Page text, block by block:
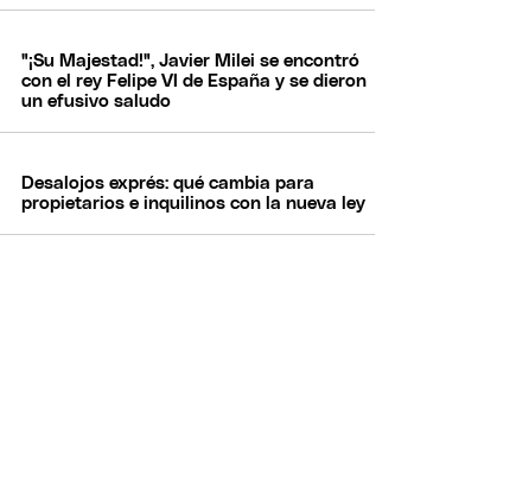
"¡Su Majestad!", Javier Milei se encontró
con el rey Felipe VI de España y se dieron
un efusivo saludo
Desalojos exprés: qué cambia para
propietarios e inquilinos con la nueva ley